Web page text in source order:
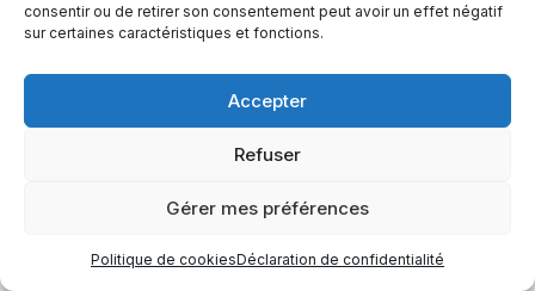
consentir ou de retirer son consentement peut avoir un effet négatif
sur certaines caractéristiques et fonctions.
Accepter
Refuser
Gérer mes préférences
Politique de cookiesDéclaration de confidentialité